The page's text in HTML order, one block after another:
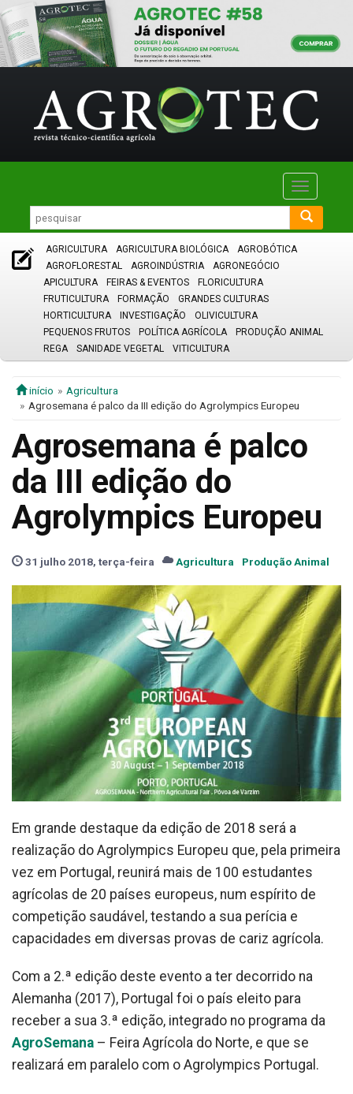
Toggle
AGRICULTURA AGRICULTURA BIOLÓGICA
AGROBÓTICA
AGROFLORESTAL
AGROINDÚSTRIA
AGRONEGÓCIO
APICULTURA
FEIRAS & EVENTOS
FLORICULTURA
FRUTICULTURA
FORMAÇÃO
GRANDES CULTURAS
HORTICULTURA
INVESTIGAÇÃO
OLIVICULTURA
PEQUENOS FRUTOS
POLÍTICA AGRÍCOLA
PRODUÇÃO ANIMAL
REGA
SANIDADE VEGETAL VITICULTURA
início
Agricultura
Agrosemana é palco da III edição do Agrolympics Europeu
Agrosemana é palco
da III edição do
Agrolympics Europeu
31 julho 2018, terça-feira Agricultura Produção Animal
Em grande destaque da edição de 2018 será a
realização do Agrolympics Europeu que, pela primeira
vez em Portugal, reunirá mais de 100 estudantes
agrícolas de 20 países europeus, num espírito de
competição saudável, testando a sua perícia e
capacidades em diversas provas de cariz agrícola.
Com a 2.ª edição deste evento a ter decorrido na
Alemanha (2017), Portugal foi o país eleito para
receber a sua 3.ª edição, integrado no programa da
AgroSemana – Feira Agrícola do Norte, e que se
realizará em paralelo com o Agrolympics Portugal.